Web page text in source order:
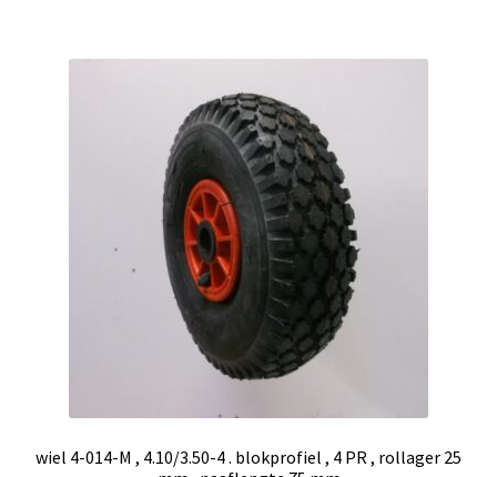
wiel 4-014-M , 4.10/3.50-4 . blokprofiel , 4 PR , rollager 25